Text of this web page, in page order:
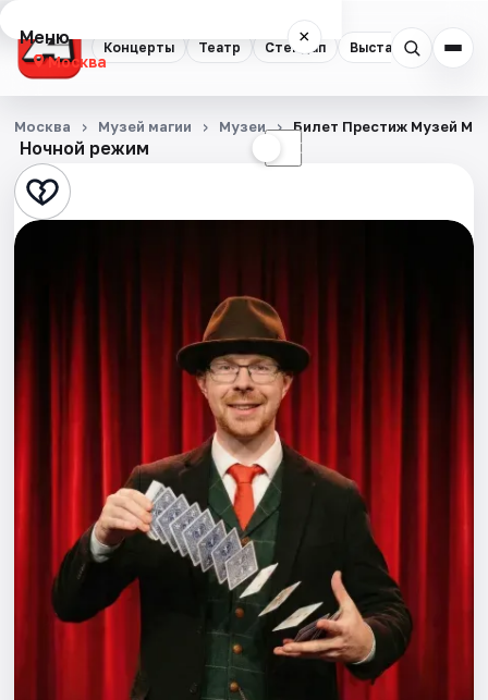
Концерты Театр Стендап Выставки
Меню ×
Москва
Концерты
Театр
Стендап
Города
Ночной режим ☾
Москва Музей магии Музеи Билет Престиж Музей